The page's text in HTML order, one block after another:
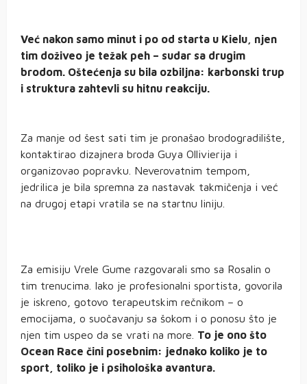
Već nakon samo minut i po od starta u Kielu, njen
tim doživeo je težak peh – sudar sa drugim
brodom. Oštećenja su bila ozbiljna: karbonski trup
i struktura zahtevli su hitnu reakciju.
Za manje od šest sati tim je pronašao brodogradilište,
kontaktirao dizajnera broda Guya Ollivierija i
organizovao popravku. Neverovatnim tempom,
jedrilica je bila spremna za nastavak takmičenja i već
na drugoj etapi vratila se na startnu liniju.
Za emisiju Vrele Gume razgovarali smo sa Rosalin o
tim trenucima. Iako je profesionalni sportista, govorila
je iskreno, gotovo terapeutskim rečnikom – o
emocijama, o suočavanju sa šokom i o ponosu što je
njen tim uspeo da se vrati na more. To je ono što
Ocean Race čini posebnim: jednako koliko je to
sport, toliko je i psihološka avantura.